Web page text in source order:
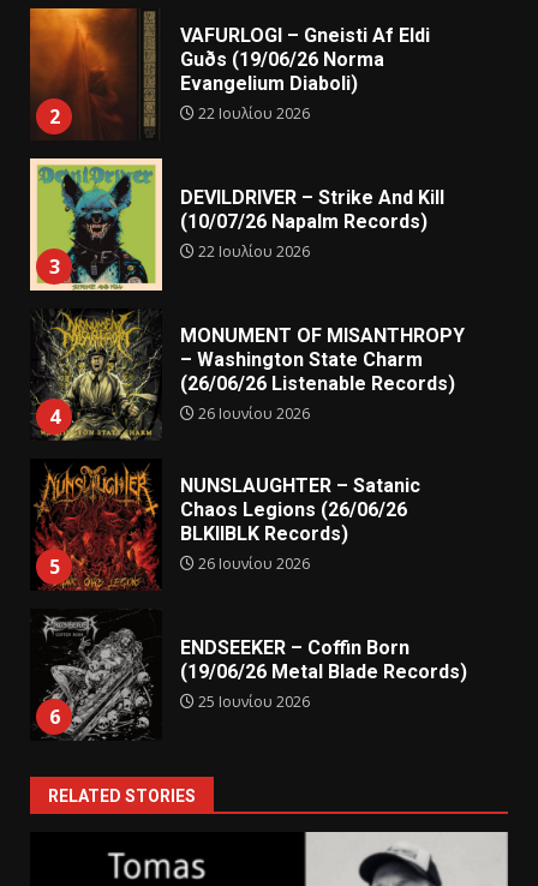
2
VAFURLOGI – Gneisti Af Eldi
Guðs (19/06/26 Norma
Evangelium Diaboli)
22 Ιουλίου 2026
3
DEVILDRIVER – Strike And Kill
(10/07/26 Napalm Records)
22 Ιουλίου 2026
4
MONUMENT OF MISANTHROPY
– Washington State Charm
(26/06/26 Listenable Records)
26 Ιουνίου 2026
5
NUNSLAUGHTER – Satanic
Chaos Legions (26/06/26
BLKIIBLK Records)
26 Ιουνίου 2026
6
ENDSEEKER – Coffin Born
(19/06/26 Metal Blade Records)
25 Ιουνίου 2026
RELATED STORIES